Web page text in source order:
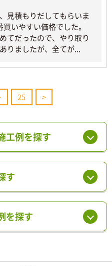
見積もりだしてもらいま
いやすい価格でした。
てだったので、やり取り
りましたが、全てが...
25 >
工例を探す
す
を探す